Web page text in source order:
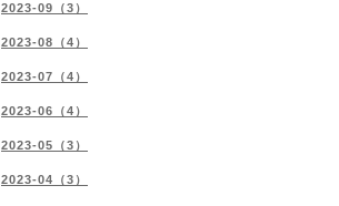
2023-09（3）
2023-08（4）
2023-07（4）
2023-06（4）
2023-05（3）
2023-04（3）